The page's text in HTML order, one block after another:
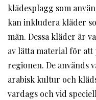
klädesplagg som
kan inkludera kläder
män. Dessa kläder är
av lätta material för att
regionen. De används
arabisk kultur och
vardags och vid